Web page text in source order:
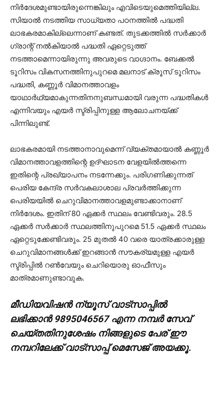
നിര്‍ദേശമുണ്ടായിരുന്നെങ്കിലും എവിടെയുമെത്തിയില്ല.
സിയാല്‍ നടത്തിയ സാധ്യതാ പഠനത്തില്‍ പദ്ധതി
ലാഭകരമാകില്ലെന്നാണ് കണ്ടത്. തുടക്കത്തില്‍ സര്‍ക്കാര്‍
ഗ്രാന്റ് നല്‍കിയാല്‍ പദ്ധതി ഏറ്റെടുത്ത്
നടത്താമെന്നായിരുന്നു അവരുടെ വാഗ്ദാനം. ബേക്കല്‍
ടൂറിസം വികസനത്തിനുപുറമെ മലനാട് ക്രൂസ് ടൂറിസം
പദ്ധതി, കണ്ണൂര്‍ വിമാനത്താവളം
യാഥാര്‍ഥ്യമാകുന്നതിനനുബന്ധമായി വരുന്ന പദ്ധതികള്‍
എന്നിവയും എയര്‍ സ്ട്രിപ്പിനുള്ള ആലോചനയ്ക്ക്
പിന്നിലുണ്ട്.
ലാഭകരമായി നടത്താനാവുമെന്ന് വ്യക്തമായാല്‍ കണ്ണൂര്‍
വിമാനത്താവളത്തിന്റെ ഉദ്ഘാടന വേളയില്‍ത്തന്നെ
ഇതിന്റെ പ്രഖ്യാപനം നടന്നേക്കും. പരിഗണിക്കുന്നത്
പെരിയ കേന്ദ്ര സര്‍വകലാശാല പ്രവര്‍ത്തിക്കുന്ന
പെരിയയില്‍ ചെറുവിമാനത്താവളമുണ്ടാക്കാനാണ്
നിര്‍ദേശം. ഇതിന് 80 ഏക്കര്‍ സ്ഥലം വേണ്ടിവരും. 28.5
ഏക്കര്‍ സര്‍ക്കാര്‍ സ്ഥലത്തിനുപുറമെ 51.5 ഏക്കര്‍ സ്ഥലം
ഏറ്റെടുക്കേണ്ടിവരും. 25 മുതല്‍ 40 വരെ യാത്രക്കാരുള്ള
ചെറുവിമാനങ്ങള്‍ക്ക് ഇറങ്ങാന്‍ സൗകര്യമുള്ള എയര്‍
സ്ട്രിപ്പില്‍ റണ്‍വേയും ചെറിയൊരു ഓഫീസും
മാത്രമാണുണ്ടാവുക.
മീഡിയവിഷൻ ന്യൂസ് വാട്സാപ്പില്‍
ലഭിക്കാന്‍ 9895046567 എന്ന നമ്പര്‍ സേവ്
ചെയ്തതിനുശേഷം നിങ്ങളുടെ പേര് ഈ
നമ്പറിലേക്ക് വാട്സാപ്പ് മെസേജ് അയക്കൂ.